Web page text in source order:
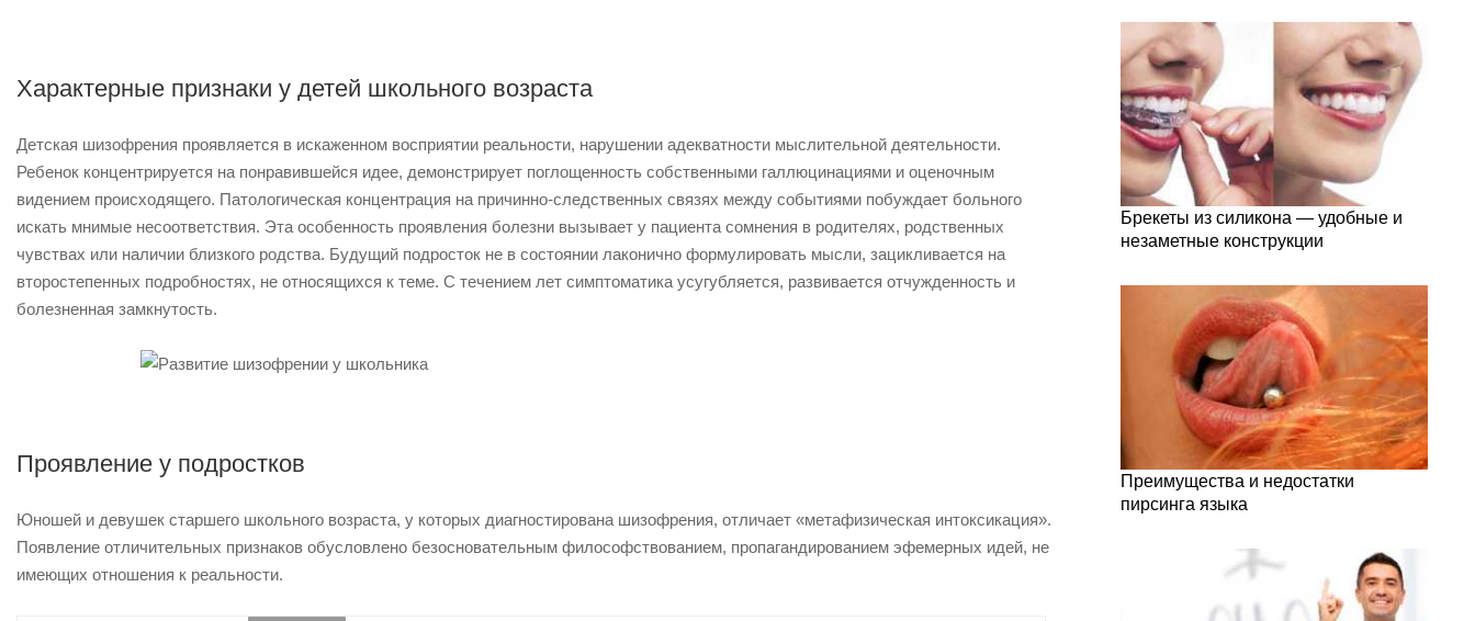
Характерные признаки у детей школьного возраста
Детская шизофрения проявляется в искаженном восприятии реальности, нарушении адекватности мыслительной деятельности.
Ребенок концентрируется на понравившейся идее, демонстрирует поглощенность собственными галлюцинациями и оценочным
видением происходящего. Патологическая концентрация на причинно-следственных связях между событиями побуждает больного
искать мнимые несоответствия. Эта особенность проявления болезни вызывает у пациента сомнения в родителях, родственных
чувствах или наличии близкого родства. Будущий подросток не в состоянии лаконично формулировать мысли, зацикливается на
второстепенных подробностях, не относящихся к теме. С течением лет симптоматика усугубляется, развивается отчужденность и
болезненная замкнутость.
Проявление у подростков
Юношей и девушек старшего школьного возраста, у которых диагностирована шизофрения, отличает «метафизическая интоксикация».
Появление отличительных признаков обусловлено безосновательным философствованием, пропагандированием эфемерных идей, не
имеющих отношения к реальности.
Брекеты из силикона — удобные и
незаметные конструкции
Преимущества и недостатки
пирсинга языка